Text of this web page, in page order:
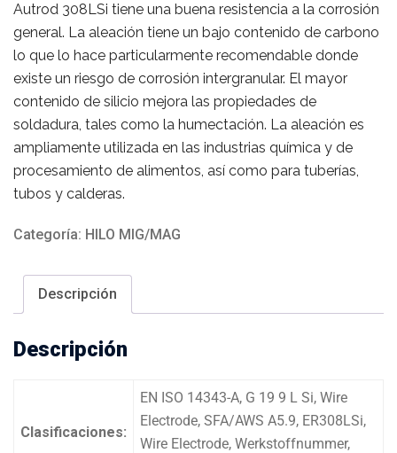
Autrod 308LSi tiene una buena resistencia a la corrosión
general. La aleación tiene un bajo contenido de carbono
lo que lo hace particularmente recomendable donde
existe un riesgo de corrosión intergranular. El mayor
contenido de silicio mejora las propiedades de
soldadura, tales como la humectación. La aleación es
ampliamente utilizada en las industrias química y de
procesamiento de alimentos, así como para tuberías,
tubos y calderas.
Categoría: HILO MIG/MAG
Descripción
Descripción
Clasificaciones:
EN ISO 14343-A, G 19 9 L Si, Wire
Electrode, SFA/AWS A5.9, ER308LSi,
Wire Electrode, Werkstoffnummer,